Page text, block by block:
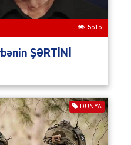
5515
ŞƏRTİNİ
DÜNYA